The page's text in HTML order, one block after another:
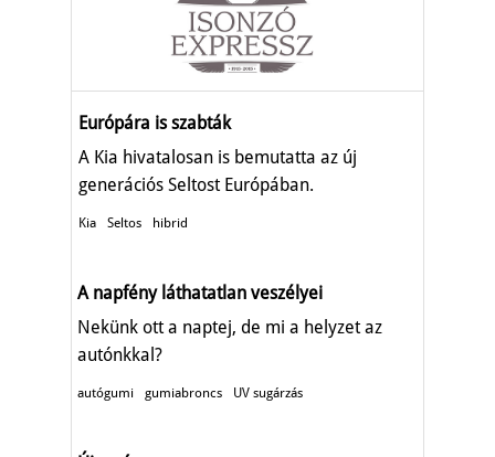
Európára is szabták
A Kia hivatalosan is bemutatta az új
generációs Seltost Európában.
Kia Seltos hibrid
A napfény láthatatlan veszélyei
Nekünk ott a naptej, de mi a helyzet az
autónkkal?
autógumi gumiabroncs UV sugárzás